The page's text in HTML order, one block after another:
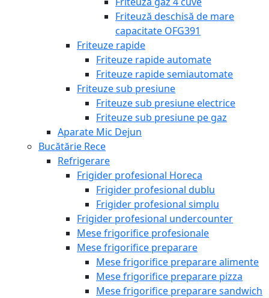
Friteuză deschisă de mare
capacitate OFG391
Friteuze rapide
Friteuze rapide automate
Friteuze rapide semiautomate
Friteuze sub presiune
Friteuze sub presiune electrice
Friteuze sub presiune pe gaz
Aparate Mic Dejun
Bucătărie Rece
Refrigerare
Frigider profesional Horeca
Frigider profesional dublu
Frigider profesional simplu
Frigider profesional undercounter
Mese frigorifice profesionale
Mese frigorifice preparare
Mese frigorifice preparare alimente
Mese frigorifice preparare pizza
Mese frigorifice preparare sandwich